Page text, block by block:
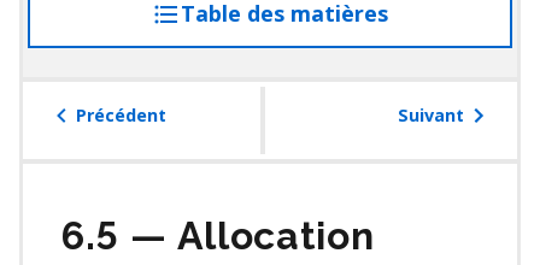
Table des matières
à
table
Précédent Suivant
6.5 — Allocation